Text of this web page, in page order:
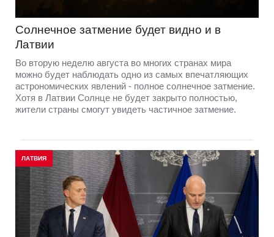
Солнечное затмение будет видно и в
Латвии
Во вторую неделю августа во многих странах мира
можно будет наблюдать одно из самых впечатляющих
астрономических явлений - полное солнечное затмение.
Хотя в Латвии Солнце не будет закрыто полностью,
жители страны смогут увидеть частичное затмение.
ЛАТВИЯ